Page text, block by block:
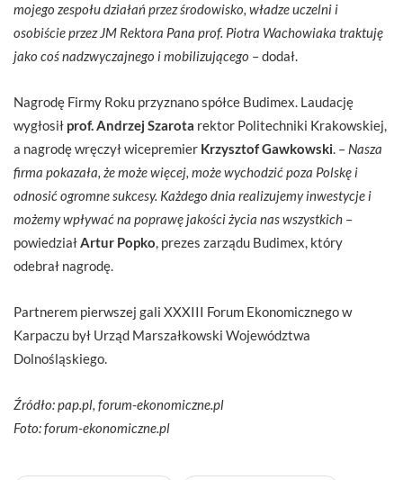
mojego zespołu działań przez środowisko, władze uczelni i
osobiście przez JM Rektora Pana prof. Piotra Wachowiaka traktuję
jako coś nadzwyczajnego i mobilizującego – dodał.
Nagrodę Firmy Roku przyznano spółce Budimex. Laudację
wygłosił prof. Andrzej Szarota rektor Politechniki Krakowskiej,
a nagrodę wręczył wicepremier Krzysztof Gawkowski. – Nasza
firma pokazała, że może więcej, może wychodzić poza Polskę i
odnosić ogromne sukcesy. Każdego dnia realizujemy inwestycje i
możemy wpływać na poprawę jakości życia nas wszystkich –
powiedziałArtur Popko, prezes zarządu Budimex, który
odebrał nagrodę.
Partnerem pierwszej gali XXXIII Forum Ekonomicznego w
Karpaczu był Urząd Marszałkowski Województwa
Dolnośląskiego.
Źródło: pap.pl, forum-ekonomiczne.pl
Foto: forum-ekonomiczne.pl